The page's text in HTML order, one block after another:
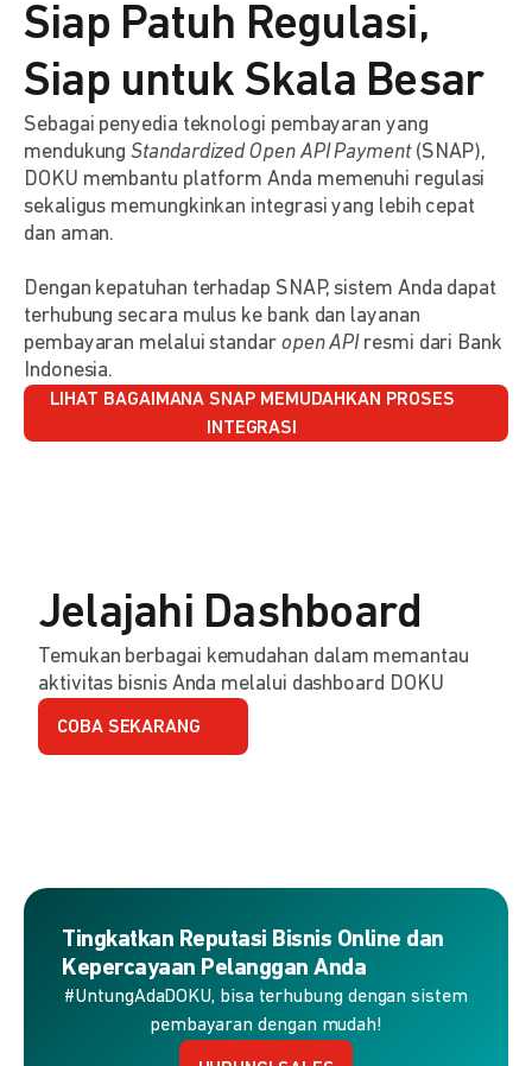
Siap Patuh Regulasi,
Siap untuk Skala Besar
Sebagai penyedia teknologi pembayaran yang
mendukungStandardized Open API Payment(SNAP),
DOKU membantu platform Anda memenuhi regulasi
sekaligus memungkinkan integrasi yang lebih cepat
dan aman.
Dengan kepatuhan terhadap SNAP, sistem Anda dapat
terhubung secara mulus ke bank dan layanan
pembayaran melalui standar open APIresmi dari Bank
Indonesia.
LIHAT BAGAIMANA SNAP MEMUDAHKAN PROSES
INTEGRASI
Jelajahi Dashboard
Temukan berbagai kemudahan dalam memantau
aktivitas bisnis Anda melalui dashboard DOKU
COBA SEKARANG
Tingkatkan Reputasi Bisnis Online dan
Kepercayaan Pelanggan Anda
#UntungAdaDOKU, bisa terhubung dengan sistem
pembayaran dengan mudah!